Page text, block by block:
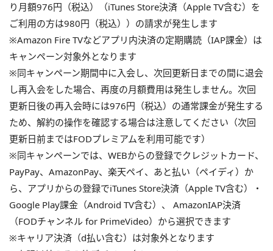
り月額976円（税込）（iTunes Store決済（Apple TV含む）を
ご利用の方は980円（税込））の請求が発生します
※Amazon Fire TVなどアプリ内決済の定期購読（IAP課金）は
キャンペーン対象外となります
※同キャンペーン期間中に入会し、次回更新日までの間に退会
し再入会をした場合、再度の月額費用は発生しません。次回
更新日後の再入会時には976円（税込）の通常課金が発生する
ため、解約の操作を確認する場合は注意してください（次回
更新日前まではFODプレミアムを利用可能です）
※同キャンペーンでは、WEBからの登録でクレジットカード、
PayPay、AmazonPay、楽天ペイ、あと払い（ペイディ）か
ら、アプリからの登録でiTunes Store決済（Apple TV含む）・
Google Play課金（Android TV含む）、 AmazonIAP決済
（FODチャンネル for PrimeVideo）から選択できます
※キャリア決済（d払い含む）は対象外となります